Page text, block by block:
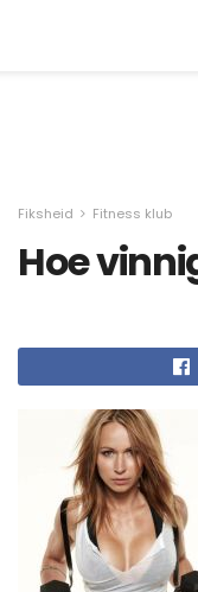
Fiksheid Fitness klub
Hoe